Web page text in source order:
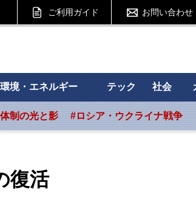
ご利用ガイド お問い合わせ
環境・エネルギー テック 社会
制の光と影 #ロシア・ウクライナ戦争
復活